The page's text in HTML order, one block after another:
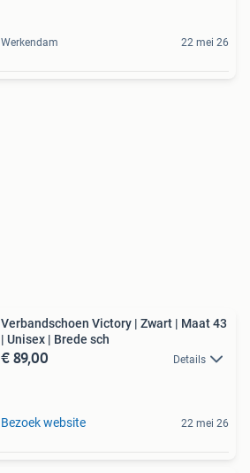
Werkendam 22 mei 26
Verbandschoen Victory | Zwart | Maat 43
| Unisex | Brede sch
€ 89,00 Details
Bezoek website 22 mei 26